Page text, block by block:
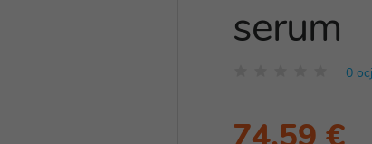
serum
0